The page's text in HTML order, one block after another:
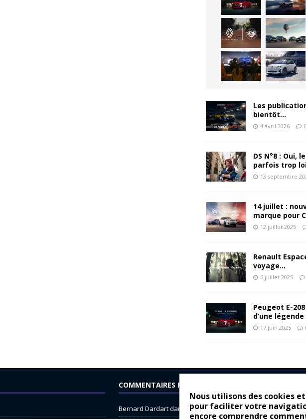
Nous utilisons des cookies
pour faciliter votre
encore comprendre
Les
bientôt…
4 avril 2026 0
DS N°8 : Oui,
parfois trop
13 septembre
14 juillet :
marque pour
12 juillet 2025
Renault
voyage…
6 juillet 2025
Peugeot E-
d’une légende
17 juin 2025
COMMENTAIRES RÉCENTS
Bernard Dardartdans Dacia Sandero : pour les gens vrais